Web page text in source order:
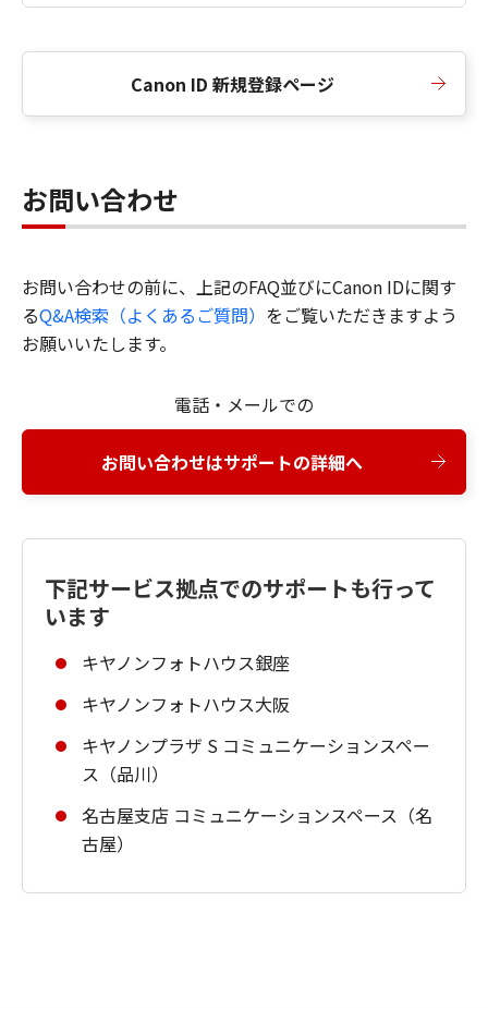
Canon ID 新規登録ページ
お問い合わせ
お問い合わせの前に、上記のFAQ並びにCanon IDに関す
るQ&A検索（よくあるご質問） をご覧いただきますよう
お願いいたします。
電話・メールでの
お問い合わせはサポートの詳細へ
下記サービス拠点でのサポートも行って
います
キヤノンフォトハウス銀座
キヤノンフォトハウス大阪
キヤノンプラザ S コミュニケーションスペー
ス（品川）
名古屋支店 コミュニケーションスペース（名
古屋）